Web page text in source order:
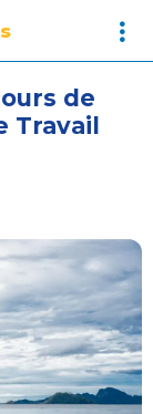
de
Travail